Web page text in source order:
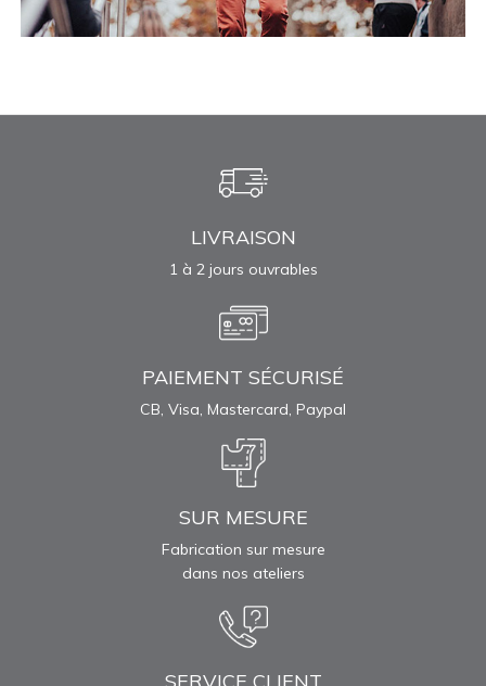
LIVRAISON
1 à 2 jours ouvrables
PAIEMENT SÉCURISÉ
CB, Visa, Mastercard, Paypal
SUR MESURE
Fabrication sur mesure
dans nos ateliers
SERVICE CLIENT